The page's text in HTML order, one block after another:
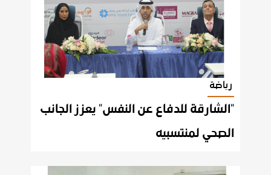
رياضة
"الشارقة للدفاع عن النفس" يعزز الجانب
الصحي لمنتسبيه